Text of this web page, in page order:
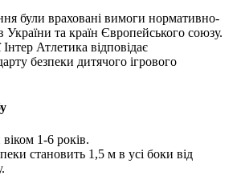
були враховані вимоги нормативно-
України та країн Європейського союзу.
Атлетика відповідає
безпеки дитячого ігрового
1-6 років.
становить 1,5 м в усі боки від